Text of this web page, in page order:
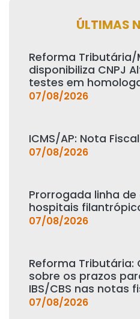
ÚLTIMAS
Reforma Tributária/
disponibiliza CNPJ
testes em
07/08/2026
ICMS/AP: Nota
07/08/2026
Prorrogada linha
hospitais
07/08/2026
Reforma Tributária:
sobre os prazos
IBS/CBS nas notas
07/08/2026